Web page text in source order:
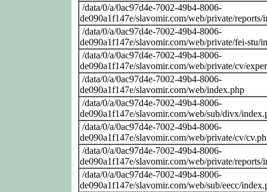
/data/0/a/0ac97d4e-7002-49b4-8006-
de090a1f147e/slavomir.com/web/private/reports/
/data/0/a/0ac97d4e-7002-49b4-8006-
de090a1f147e/slavomir.com/web/private/fei-stu/
/data/0/a/0ac97d4e-7002-49b4-8006-
de090a1f147e/slavomir.com/web/private/cv/
/data/0/a/0ac97d4e-7002-49b4-8006-
de090a1f147e/slavomir.com/web/index.php
/data/0/a/0ac97d4e-7002-49b4-8006-
de090a1f147e/slavomir.com/web/sub/divx/
/data/0/a/0ac97d4e-7002-49b4-8006-
de090a1f147e/slavomir.com/web/private/cv/
/data/0/a/0ac97d4e-7002-49b4-8006-
de090a1f147e/slavomir.com/web/private/reports/
/data/0/a/0ac97d4e-7002-49b4-8006-
de090a1f147e/slavomir.com/web/sub/eecc/